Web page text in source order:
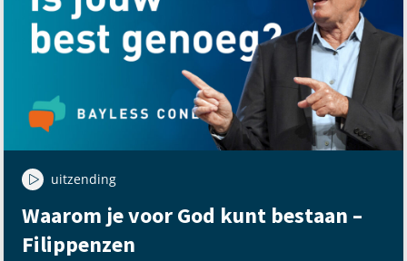
uitzending
Waarom je voor God kunt bestaan –
Filippenzen